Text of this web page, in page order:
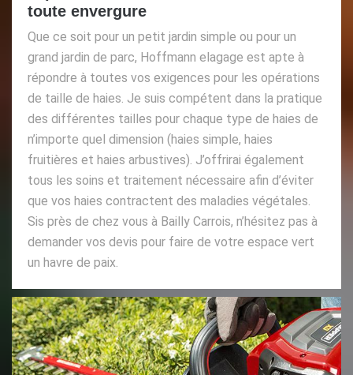
toute envergure
Que ce soit pour un petit jardin simple ou pour un
grand jardin de parc, Hoffmann elagage est apte à
répondre à toutes vos exigences pour les opérations
de taille de haies. Je suis compétent dans la pratique
des différentes tailles pour chaque type de haies de
n’importe quel dimension (haies simple, haies
fruitières et haies arbustives). J’offrirai également
tous les soins et traitement nécessaire afin d’éviter
que vos haies contractent des maladies végétales.
Sis près de chez vous à Bailly Carrois, n’hésitez pas à
demander vos devis pour faire de votre espace vert
un havre de paix.